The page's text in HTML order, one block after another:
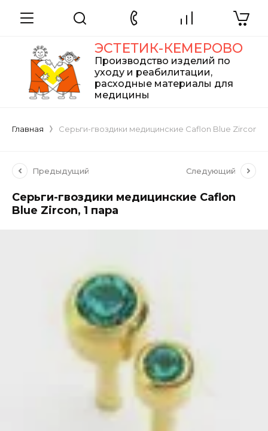
ЭСТЕТИК-КЕМЕРОВО
Производство изделий по
уходу и реабилитации,
расходные материалы для
медицины
Главная Серьги-гвоздики медицинские Caflon Blue Zircon,
Предыдущий Следующий
Серьги-гвоздики медицинские Caflon
Blue Zircon, 1 пара